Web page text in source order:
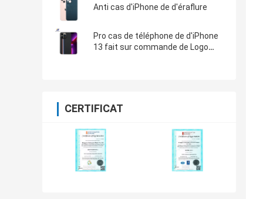
Anti cas d'iPhone de d'éraflure
Pro cas de téléphone de d'iPhone
13 fait sur commande de Logo
CERTIFICAT